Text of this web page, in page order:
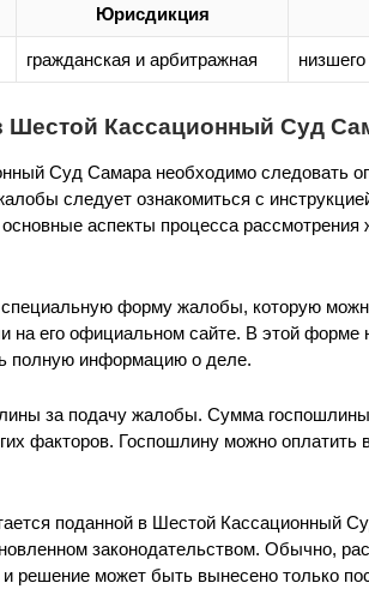
Юрисдикция
гражданская и арбитражная
Кассационный Суд
Суд Самара необходимо следовать
следует ознакомиться с
аспекты процесса
форму жалобы, которую
его официальном сайте. В этой форме
полную информацию о деле.
за подачу жалобы. Сумма госпошлины
факторов. Госпошлину можно оплатить
поданной в Шестой Кассационный
законодательством. Обычно,
решение может быть вынесено только